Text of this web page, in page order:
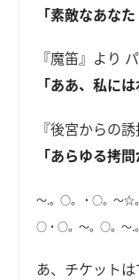
「素敵なあなた
『魔笛』より
「ああ、私に
『後宮からの
「あらゆる拷問
～.。○。・○。～☆
○・○。～。○。
あ、チケット